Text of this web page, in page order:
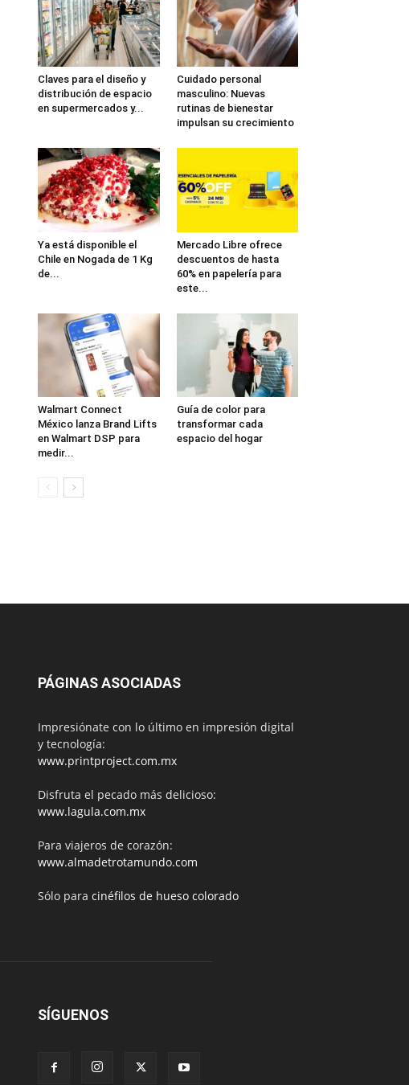
Claves para el diseño y
distribución de espacio
en supermercados y...
Cuidado personal
masculino: Nuevas
rutinas de bienestar
impulsan su crecimiento
Ya está disponible el
Chile en Nogada de 1 Kg
de...
Mercado Libre ofrece
descuentos de hasta
60% en papelería para
este...
Walmart Connect
México lanza Brand Lifts
en Walmart DSP para
medir...
Guía de color para
transformar cada
espacio del hogar
PÁGINAS ASOCIADAS
Impresiónate con lo último en impresión digital
y tecnología:
www.printproject.com.mx
Disfruta el pecado más delicioso:
www.lagula.com.mx
Para viajeros de corazón:
www.almadetrotamundo.com
Sólo para cinéfilos de hueso colorado
SÍGUENOS